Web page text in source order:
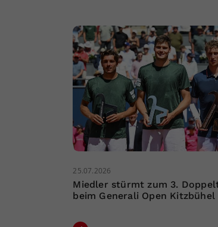
25.07.2026
Miedler stürmt zum 3.
beim Generali Open Kitzbühel